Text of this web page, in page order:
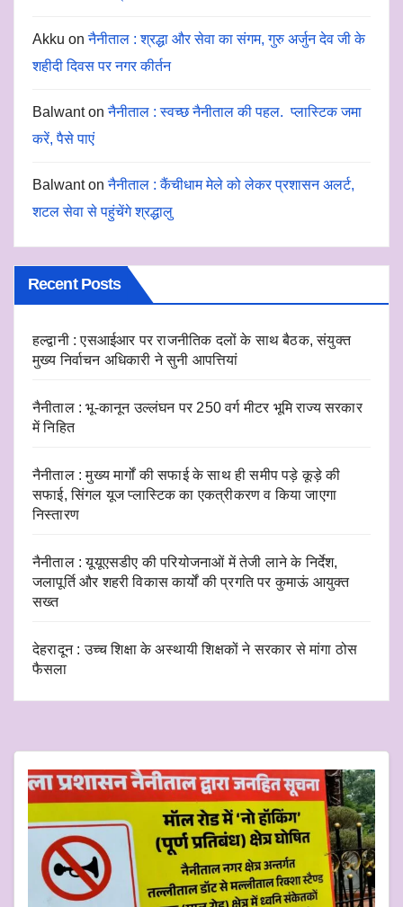
Akku onनैनीताल : श्रद्धा और सेवा का संगम, गुरु अर्जुन देव जी के
शहीदी दिवस पर नगर कीर्तन
Balwantonनैनीताल : स्वच्छ नैनीताल की पहल. प्लास्टिक जमा
करें, पैसे पाएं
Balwantonनैनीताल : कैंचीधाम मेले को लेकर प्रशासन अलर्ट,
शटल सेवा से पहुंचेंगे श्रद्धालु
Recent Posts
हल्द्वानी : एसआईआर पर राजनीतिक दलों के साथ बैठक, संयुक्त
मुख्य निर्वाचन अधिकारी ने सुनी आपत्तियां
नैनीताल : भू-कानून उल्लंघन पर 250 वर्ग मीटर भूमि राज्य सरकार
में निहित
नैनीताल : मुख्य मार्गों की सफाई के साथ ही समीप पड़े कूड़े की
सफाई, सिंगल यूज प्लास्टिक का एकत्रीकरण व किया जाएगा
निस्तारण
नैनीताल : यूयूएसडीए की परियोजनाओं में तेजी लाने के निर्देश,
जलापूर्ति और शहरी विकास कार्यों की प्रगति पर कुमाऊं आयुक्त
सख्त
देहरादून : उच्च शिक्षा के अस्थायी शिक्षकों ने सरकार से मांगा ठोस
फैसला